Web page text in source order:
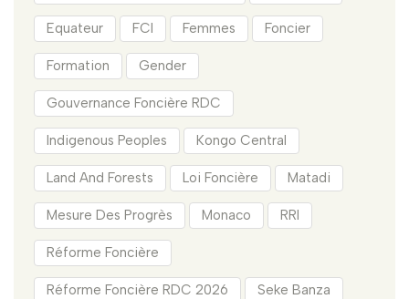
Equateur FCI Femmes Foncier
Formation Gender
Gouvernance Foncière RDC
Indigenous Peoples Kongo Central
Land And Forests Loi Foncière Matadi
Mesure Des Progrès Monaco RRI
Réforme Foncière
Réforme Foncière RDC 2026 Seke Banza